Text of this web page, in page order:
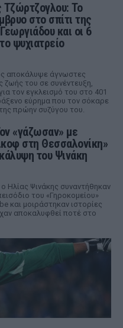
Τζώρτζογλου: Το
στο σπίτι της
και οι 6
ψυχιατρείο
αποκάλυψε άγνωστες
ζωής του σε συνέντευξη,
τον εγκλεισμό του στο 401
εύρημα που τον σόκαρε
πρώην συζύγου του.
«γάζωσαν» με
στη Θεσσαλονίκη»
του Ψινάκη
ο Ηλίας Ψινάκης συναντήθηκαν
του «Γηροκομείου»
και μοιράστηκαν ιστορίες
αποκαλυφθεί ποτέ στο